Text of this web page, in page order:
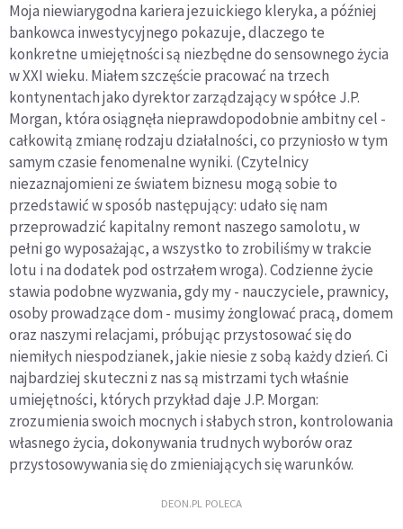
Moja niewiarygodna kariera jezuickiego kleryka, a później
bankowca inwestycyjnego pokazuje, dlaczego te
konkretne umiejętności są niezbędne do sensownego życia
w XXI wieku. Miałem szczęście pracować na trzech
kontynentach jako dyrektor zarządzający w spółce J.P.
Morgan, która osiągnęła nieprawdopodobnie ambitny cel -
całkowitą zmianę rodzaju działalności, co przyniosło w tym
samym czasie fenomenalne wyniki. (Czytelnicy
niezaznajomieni ze światem biznesu mogą sobie to
przedstawić w sposób następujący: udało się nam
przeprowadzić kapitalny remont naszego samolotu, w
pełni go wyposażając, a wszystko to zrobiliśmy w trakcie
lotu i na dodatek pod ostrzałem wroga). Codzienne życie
stawia podobne wyzwania, gdy my - nauczyciele, prawnicy,
osoby prowadzące dom - musimy żonglować pracą, domem
oraz naszymi relacjami, próbując przystosować się do
niemiłych niespodzianek, jakie niesie z sobą każdy dzień. Ci
najbardziej skuteczni z nas są mistrzami tych właśnie
umiejętności, których przykład daje J.P. Morgan:
zrozumienia swoich mocnych i słabych stron, kontrolowania
własnego życia, dokonywania trudnych wyborów oraz
przystosowywania się do zmieniających się warunków.
DEON.PL POLECA